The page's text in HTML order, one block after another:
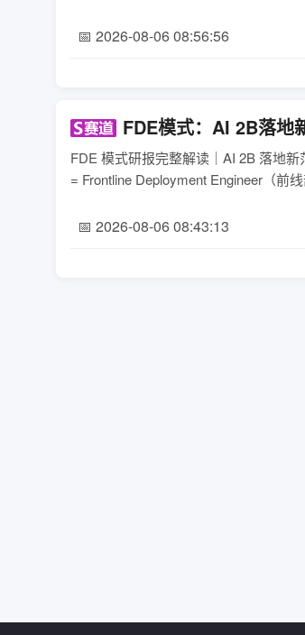
📅 2026-08-06 08:56:56
FDE模式：AI 2B落地
FDE 模式研报完整解读｜AI 2B 落地
= Frontline Deployment Engineer（前
📅 2026-08-06 08:43:13